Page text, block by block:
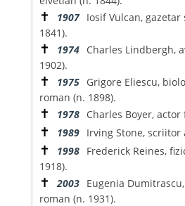
✝ 1907 Iosif Vulcan,
1841).
✝ 1974 Charles Lindbergh,
1902).
✝ 1975 Grigore Eliescu,
roman (n. 1898).
✝ 1978 Charles Boyer, actor
✝ 1989 Irving Stone, scriitor
✝ 1998 Frederick Reines,
1918).
✝ 2003 Eugenia
roman (n. 1931).